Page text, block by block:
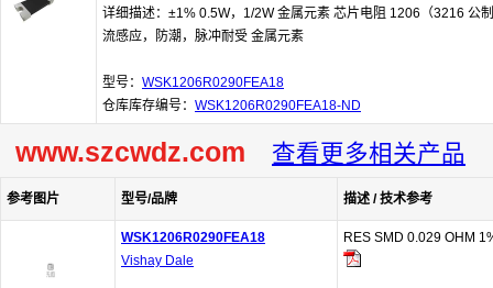
详细描述：±1% 0.5W，1/2W 金属元素 芯片电阻 1206（3216 公
流感应，防潮，脉冲耐受 金属元素
型号： WSK1206R0290FEA18
仓库库存编号： WSK1206R0290FEA18-ND
www.szcwdz.com 查看更多相关产品
参考图片 型号/品牌 描述 / 技术参考
WSK1206R0290FEA18
Vishay Dale
RES SMD 0.029 OHM